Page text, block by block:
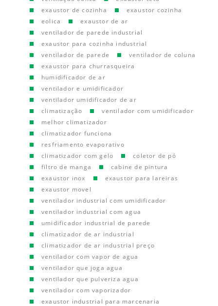
exaustor de cozinha
exaustor cozinha
eolica
exaustor de ar
ventilador de parede industrial
exaustor para cozinha industrial
ventilador de parede
ventilador de coluna
exaustor para churrasqueira
humidificador de ar
ventilador e umidificador
ventilador umidificador de ar
climatização
ventilador com umidificador
melhor climatizador
climatizador funciona
resfriamento evaporativo
climatizador com gelo
coletor de pó
filtro de manga
cabine de pintura
exaustor inox
exaustor para lareiras
exaustor movel
ventilador industrial com umidificador
ventilador industrial com agua
umidificador industrial de parede
climatizador de ar industrial
climatizador de ar industrial preço
ventilador com vapor de agua
ventilador que joga agua
ventilador que pulveriza agua
ventilador com vaporizador
exaustor industrial para marcenaria